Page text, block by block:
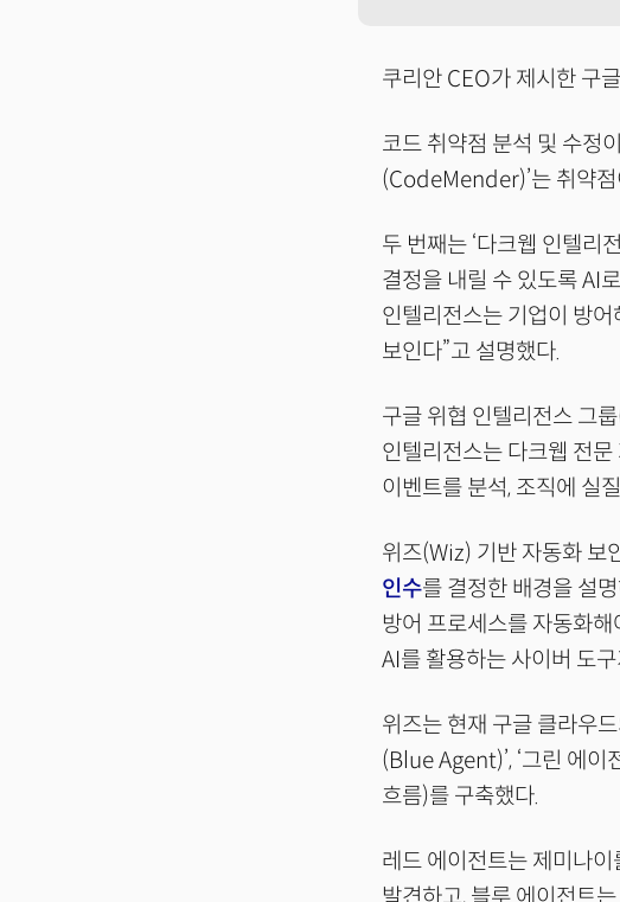
쿠리안 CEO가 제시한 구
코드 취약점 분석 및 수정
(CodeMender)’는 취약점
두 번째는 ‘다크웹 인텔
결정을 내릴 수 있도록 AI
인텔리전스는 기업이 방
보인다”고 설명했다.
구글 위협 인텔리전스 그
인텔리전스는 다크웹 전
이벤트를 분석, 조직에 실
위즈(Wiz) 기반 자동화 보
인수를 결정한 배경을 설
방어 프로세스를 자동화
AI를 활용하는 사이버 도
위즈는 현재 구글 클라우
(Blue Agent)’, ‘그린 에
흐름)를 구축했다.
레드 에이전트는 제미나
발견하고, 블루 에이전트